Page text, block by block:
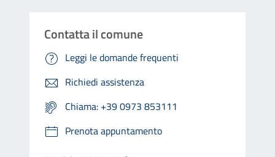
Contatta il comune
Leggi le domande frequenti
Richiedi assistenza
Chiama: +39 0973 853111
Prenota appuntamento